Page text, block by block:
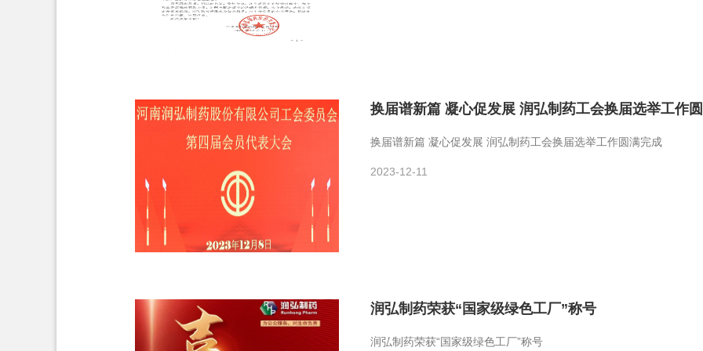
换届谱新篇 凝心促发展 润弘制药工会换届选举工作
换届谱新篇 凝心促发展 润弘制药工会换届选举工作圆满完成
2023-12-11
润弘制药荣获“国家级绿色工厂”称号
润弘制药荣获“国家级绿色工厂”称号